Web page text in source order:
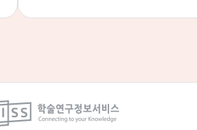
서비스가일시 중지될 수 있으니, 이 점 양